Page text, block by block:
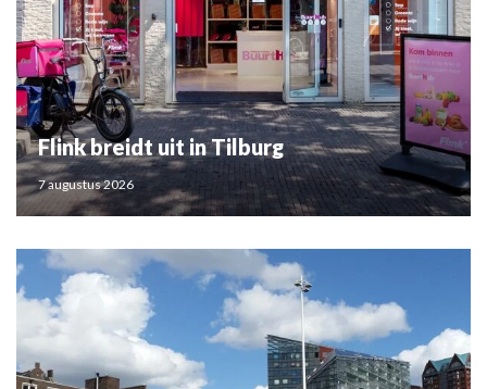
Flink breidt uit in Tilburg
7 augustus 2026